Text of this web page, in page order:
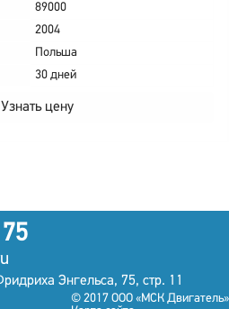
89000
2004
Польша
30 дней
Узнать цену
Энгельса, 75, стр. 11
© 2017 ООО «МСК Двигатель»